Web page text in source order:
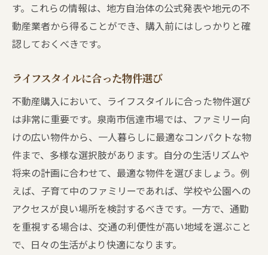
す。これらの情報は、地方自治体の公式発表や地元の不
動産業者から得ることができ、購入前にはしっかりと確
認しておくべきです。
ライフスタイルに合った物件選び
不動産購入において、ライフスタイルに合った物件選び
は非常に重要です。泉南市信達市場では、ファミリー向
けの広い物件から、一人暮らしに最適なコンパクトな物
件まで、多様な選択肢があります。自分の生活リズムや
将来の計画に合わせて、最適な物件を選びましょう。例
えば、子育て中のファミリーであれば、学校や公園への
アクセスが良い場所を検討するべきです。一方で、通勤
を重視する場合は、交通の利便性が高い地域を選ぶこと
で、日々の生活がより快適になります。